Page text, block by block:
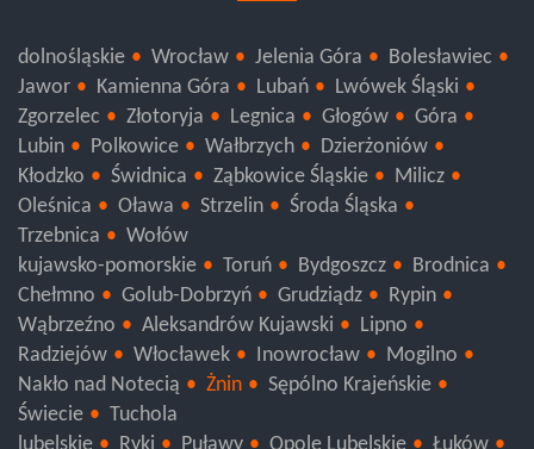
dolnośląskie Wrocław Jelenia Góra
Bolesławiec
Jawor
Kamienna Góra Lubań
Lwówek Śląski
Zgorzelec
Złotoryja Legnica Głogów
Lubin
Polkowice Wałbrzych
Dzierżoniów
Kłodzko
Świdnica Ząbkowice Śląskie
Oleśnica
Oława
Środa Śląska
Trzebnica
Wołów
kujawsko-pomorskie
Toruń Bydgoszcz
Brodnica
Chełmno
Golub-Dobrzyń Grudziądz
Rypin
Wąbrzeźno
Aleksandrów Kujawski
Lipno
Radziejów
Włocławek Inowrocław
Mogilno
Nakło nad Notecią
Sępólno Krajeńskie
Świecie
Tuchola